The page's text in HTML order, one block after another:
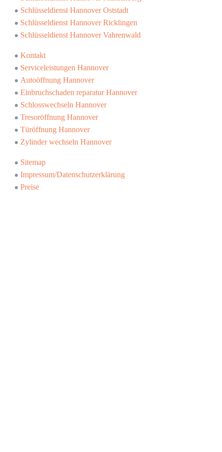
Schlüsseldienst Hannover Oststadt
Schlüsseldienst Hannover Ricklingen
Schlüsseldienst Hannover Vahrenwald
Kontakt
Serviceleistungen Hannover
Autoöffnung Hannover
Einbruchschaden reparatur Hannover
Schlosswechseln Hannover
Tresoröffnung Hannover
Türöffnung Hannover
Zylinder wechseln Hannover
Sitemap
Impressum/Datenschutzerklärung
Preise